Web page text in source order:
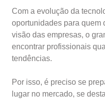
Com a evolução da
oportunidades para quem
visão das empresas, o
encontrar profissionais
tendências.
Por isso, é preciso se
lugar no mercado, se